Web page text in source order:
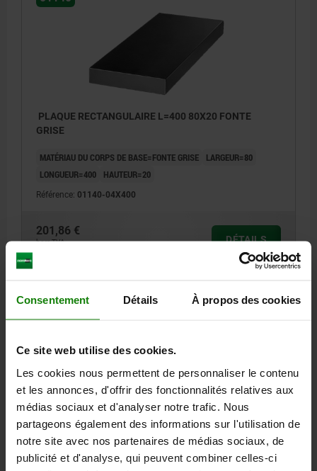
Consentement Détails À propos des cookies
Ce site web utilise des cookies.
Les cookies nous permettent de personnaliser le contenu
et les annonces, d'offrir des fonctionnalités relatives aux
médias sociaux et d'analyser notre trafic. Nous
partageons également des informations sur l'utilisation de
notre site avec nos partenaires de médias sociaux, de
publicité et d'analyse, qui peuvent combiner celles-ci
PLAQUE RECTANGULAIRE L=400 80X20 FONTE
GRISE
MATÉRIAU DU CORPS DE BASE=FONTE GRISE
LARGEUR=80
LONGUEUR=400
HAUTEUR=20
Référence: 01140-04X400
201,86 €
hors TVA
DÉTAILS
PLAQUE RECTANGULAIRE L=600 80X20 FONTE
GRISE
MATÉRIAU DU CORPS DE BASE=FONTE GRISE
LARGEUR=80